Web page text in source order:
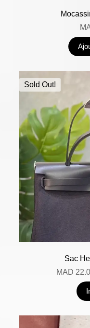
Sold Out!
Sac
MAD